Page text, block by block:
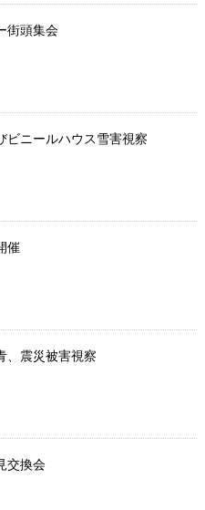
街頭集会
ビニールハウス雪害視察
催
、震災被害視察
交換会